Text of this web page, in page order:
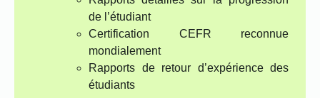
de l’étudiant
Certification CEFR reconnue
mondialement
Rapports de retour d’expérience des
étudiants